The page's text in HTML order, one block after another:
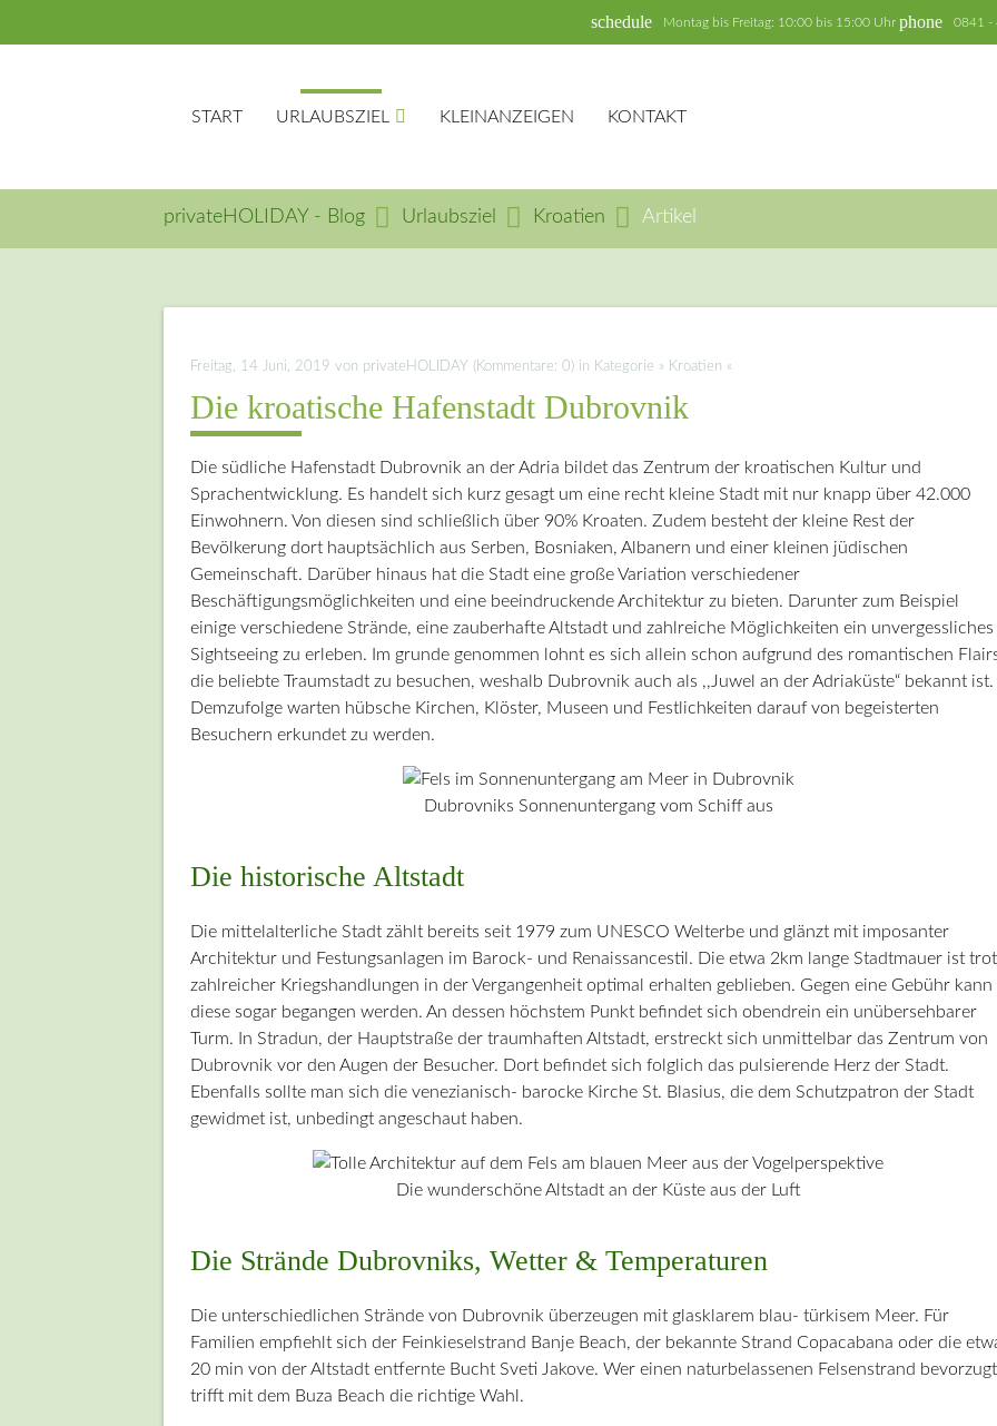
phone 0841 -
schedule Montag bis Freitag: 10:00 bis 15:00 Uhr
START URLAUBSZIEL KLEINANZEIGEN KONTAKT
Suchbegriffe
privateHOLIDAY - Blog Urlaubsziel Kroatien Artikel
Freitag, 14 Juni, 2019 von privateHOLIDAY (Kommentare: 0) in Kategorie » Kroatien «
Die kroatische Hafenstadt Dubrovnik
Die südliche Hafenstadt Dubrovnik an der Adria bildet das Zentrum der kroatischen Kultur und
Sprachentwicklung. Es handelt sich kurz gesagt um eine recht kleine Stadt mit nur knapp über 42.000
Einwohnern. Von diesen sind schließlich über 90% Kroaten. Zudem besteht der kleine Rest der
Bevölkerung dort hauptsächlich aus Serben, Bosniaken, Albanern und einer kleinen jüdischen
Gemeinschaft. Darüber hinaus hat die Stadt eine große Variation verschiedener
Beschäftigungsmöglichkeiten und eine beeindruckende Architektur zu bieten. Darunter zum Beispiel
einige verschiedene Strände, eine zauberhafte Altstadt und zahlreiche Möglichkeiten ein unvergessliches
Sightseeing zu erleben. Im grunde genommen lohnt es sich allein schon aufgrund des romantischen
die beliebte Traumstadt zu besuchen, weshalb Dubrovnik auch als ,,Juwel an der Adriaküste“ bekannt ist.
Demzufolge warten hübsche Kirchen, Klöster, Museen und Festlichkeiten darauf von begeisterten
Besuchern erkundet zu werden.
Dubrovniks Sonnenuntergang vom Schiff aus
Die historische Altstadt
Die mittelalterliche Stadt zählt bereits seit 1979 zum UNESCO Welterbe und glänzt mit imposanter
Architektur und Festungsanlagen im Barock- und Renaissancestil. Die etwa 2km lange Stadtmauer ist
zahlreicher Kriegshandlungen in der Vergangenheit optimal erhalten geblieben. Gegen eine Gebühr kann
diese sogar begangen werden. An dessen höchstem Punkt befindet sich obendrein ein unübersehbarer
Turm. In Stradun, der Hauptstraße der traumhaften Altstadt, erstreckt sich unmittelbar das Zentrum von
Dubrovnik vor den Augen der Besucher. Dort befindet sich folglich das pulsierende Herz der Stadt.
Ebenfalls sollte man sich die venezianisch- barocke Kirche St. Blasius, die dem Schutzpatron der Stadt
gewidmet ist, unbedingt angeschaut haben.
Die wunderschöne Altstadt an der Küste aus der Luft
Die Strände Dubrovniks, Wetter & Temperaturen
Die unterschiedlichen Strände von Dubrovnik überzeugen mit glasklarem blau- türkisem Meer. Für
Familien empfiehlt sich der Feinkieselstrand Banje Beach, der bekannte Strand Copacabana oder die
20 min von der Altstadt entfernte Bucht Sveti Jakove. Wer einen naturbelassenen Felsenstrand
trifft mit dem Buza Beach die richtige Wahl.